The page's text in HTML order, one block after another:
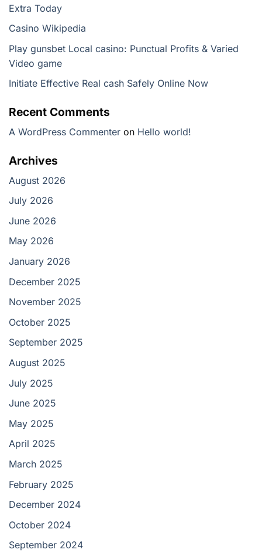
Extra Today
Casino Wikipedia
Play gunsbet Local casino: Punctual Profits & Varied
Video game
Initiate Effective Real cash Safely Online Now
Recent Comments
A WordPress Commenter on Hello world!
Archives
August 2026
July 2026
June 2026
May 2026
January 2026
December 2025
November 2025
October 2025
September 2025
August 2025
July 2025
June 2025
May 2025
April 2025
March 2025
February 2025
December 2024
October 2024
September 2024